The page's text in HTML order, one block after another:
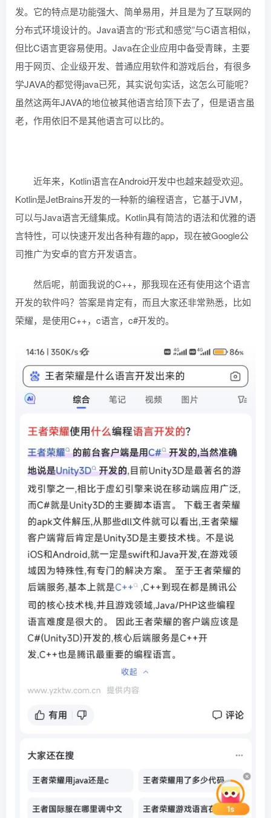
发。它的特点是功能强大、简单易用，并且是为了互联网的
分布式环境设计的。Java语言的“形式和感觉”与C语言相似，
但比C语言更容易使用。Java在企业应用中备受青睐，主要
用于网页、企业级开发、普通应用软件和游戏后台，有很多
学JAVA的都觉得java已死，其实说句实话，这怎么可能呢？
虽然这两年JAVA的地位被其他语言给顶下去了，但是语言虽
老，作用依旧不是其他语言可以比的。
近年来，Kotlin语言在Android开发中也越来越受欢迎。
Kotlin是JetBrains开发的一种新的编程语言，它基于JVM，
可以与Java语言无缝集成。Kotlin具有简洁的语法和优雅的语
言特性，可以快速开发出各种有趣的app，现在被Google公
司推广为安卓的官方开发语言。
然后呢，前面我说的C++，那我现在还有使用这个语言
开发的软件吗？答案是肯定有，而且大家还非常熟悉，比如
荣耀，是使用C++，c语言，c#开发的。